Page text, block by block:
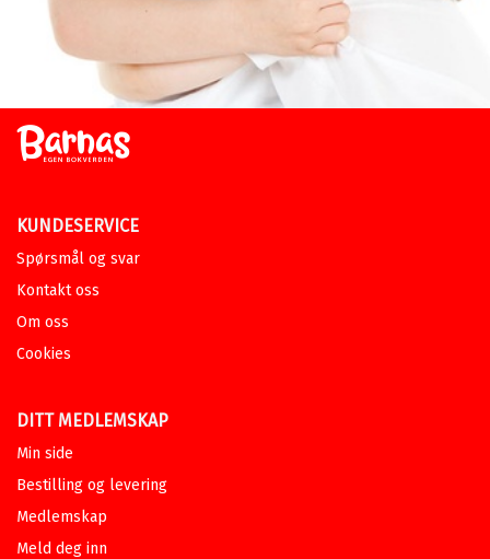
KUNDESERVICE
Spørsmål og svar
Kontakt oss
Om oss
Cookies
DITT MEDLEMSKAP
Min side
Bestilling og levering
Medlemskap
Meld deg inn